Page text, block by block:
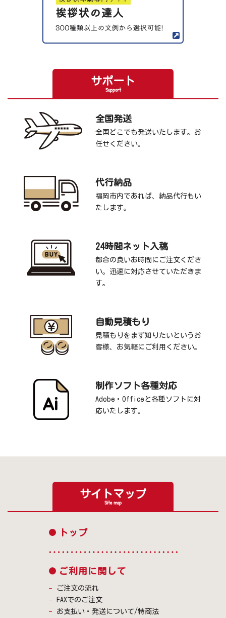
サポート
Support
全国発送
全国どこでも発送いたします。お
任せください。
代行納品
福岡市内であれば、納品代行もい
たします。
24時間ネット入稿
都合の良いお時間にご注文くださ
い。迅速に対応させていただきま
す。
自動見積もり
見積もりをまず知りたいというお
客様、お気軽にご利用ください。
制作ソフト各種対応
Adobe・Officeと各種ソフトに対
応いたします。
サイトマップ
Site map
トップ
ご利用に関して
ご注文の流れ
FAXでのご注文
お支払い・発送について/特商法